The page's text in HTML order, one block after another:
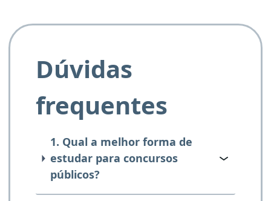
Dúvidas
frequentes
1. Qual a melhor forma de
estudar para concursos
públicos?